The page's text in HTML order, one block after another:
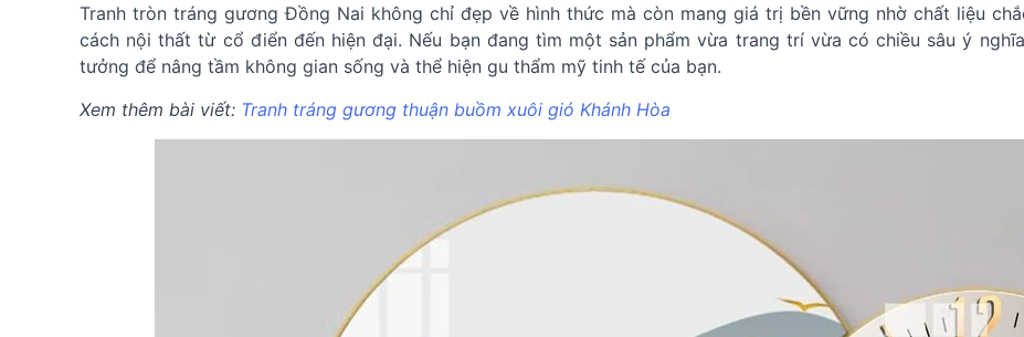
Tranh tròn tráng gương Đồng Nai không chỉ đẹp về hình thức mà còn mang giá trị bền vững nhờ chất liệu
cách nội thất từ cổ điển đến hiện đại. Nếu bạn đang tìm một sản phẩm vừa trang trí vừa có chiều sâu ý
tưởng để nâng tầm không gian sống và thể hiện gu thẩm mỹ tinh tế của bạn.
Xem thêm bài viết: Tranh tráng gương thuận buồm xuôi gió Khánh Hòa